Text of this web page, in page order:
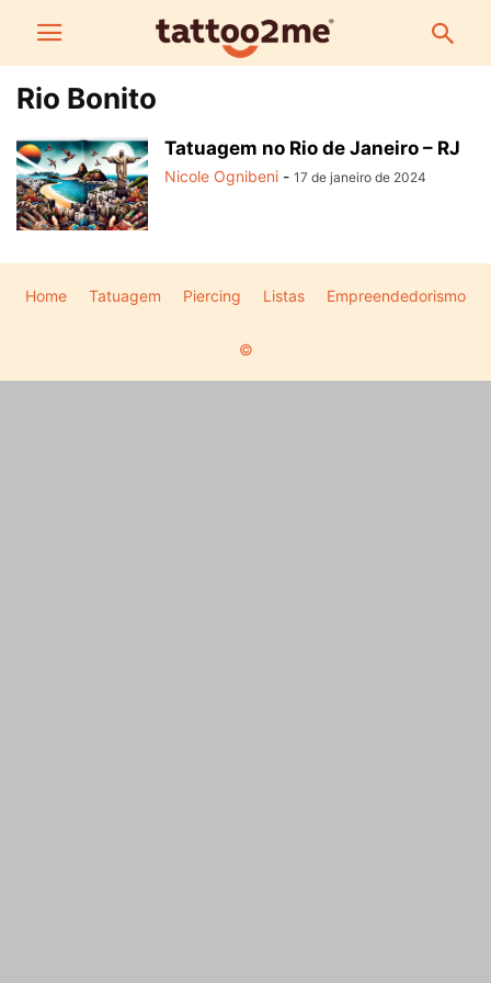
Rio Bonito
Tatuagem no Rio de Janeiro – RJ
Nicole Ognibeni - 17 de janeiro de 2024
Home Tatuagem Piercing Listas Empreendedorismo
©